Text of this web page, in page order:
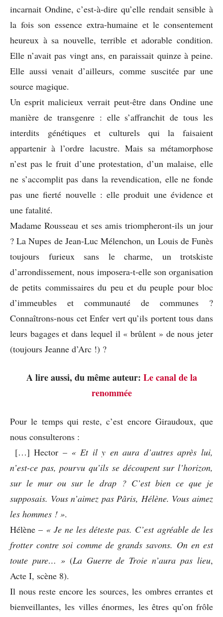
incarnait Ondine, c’est-à-dire qu’elle rendait sensible à
la fois son essence extra-humaine et le consentement
heureux à sa nouvelle, terrible et adorable condition.
Elle n’avait pas vingt ans, en paraissait quinze à peine.
Elle aussi venait d’ailleurs, comme suscitée par une
source magique.
Un esprit malicieux verrait peut-être dans Ondine une
manière de transgenre : elle s’affranchit de tous les
interdits génétiques et culturels qui la faisaient
appartenir à l’ordre lacustre. Mais sa métamorphose
n’est pas le fruit d’une protestation, d’un malaise, elle
ne s’accomplit pas dans la revendication, elle ne fonde
pas une fierté nouvelle : elle produit une évidence et
une fatalité.
Madame Rousseau et ses amis triompheront-ils un jour
? La Nupes de Jean-Luc Mélenchon, un Louis de Funès
toujours furieux sans le charme, un trotskiste
d’arrondissement, nous imposera-t-elle son organisation
de petits commissaires du peu et du peuple pour bloc
d’immeubles et communauté de communes ?
Connaîtrons-nous cet Enfer vert qu’ils portent tous dans
leurs bagages et dans lequel il « brûlent » de nous jeter
(toujours Jeanne d’Arc !) ?
A lire aussi, du même auteur: Le canal de la
renommée
Pour le temps qui reste, c’est encore Giraudoux, que
nous consulterons :
[…] Hector – « Et il y en aura d’autres après lui,
n’est-ce pas, pourvu qu’ils se découpent sur l’horizon,
sur le mur ou sur le drap ? C’est bien ce que je
supposais. Vous n’aimez pas Pâris, Hélène. Vous aimez
les hommes ! ».
Hélène – « Je ne les déteste pas. C’est agréable de les
frotter contre soi comme de grands savons. On en est
toute pure… »(La Guerre de Troie n’aura pas lieu,
Acte I, scène 8).
Il nous reste encore les sources, les ombres errantes et
bienveillantes, les villes énormes, les êtres qu’on frôle